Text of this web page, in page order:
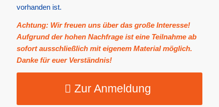
vorhanden ist.
Achtung: Wir freuen uns über das große Interesse!
Aufgrund der hohen Nachfrage ist eine Teilnahme ab
sofort ausschließlich mit eigenem Material möglich.
Danke für euer Verständnis!
Zur Anmeldung